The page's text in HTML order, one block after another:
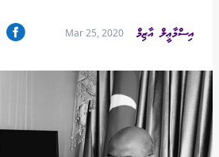
އިސްމާޢީލް އާޒިމް Mar 25, 2020